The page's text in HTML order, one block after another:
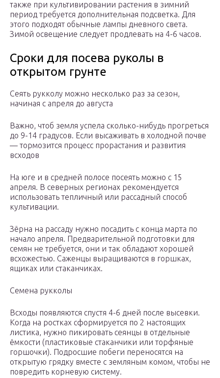
также при культивировании растения в зимний
период требуется дополнительная подсветка. Для
этого подходят обычные лампы дневного света.
Зимой освещение следует продлевать на 4-6 часов.
Сроки для посева руколы в
открытом грунте
Сеять рукколу можно несколько раз за сезон,
начиная с апреля до августа
Важно, чтоб земля успела сколько-нибудь прогреться
до 9-14 градусов. Если высаживать в холодной почве
— тормозится процесс прорастания и развития
всходов
На юге и в средней полосе посеять можно с 15
апреля. В северных регионах рекомендуется
использовать тепличный или рассадный способ
культивации.
Зёрна на рассаду нужно посадить с конца марта по
начало апреля. Предварительной подготовки для
семян не требуется, они и так обладают хорошей
всхожестью. Саженцы выращиваются в горшках,
ящиках или стаканчиках.
Семена рукколы
Всходы появляются спустя 4-6 дней после высевки.
Когда на ростках сформируется по 2 настоящих
листика, нужно пикировать сеянцы в отдельные
ёмкости (пластиковые стаканчики или торфяные
горшочки). Подросшие побеги переносятся на
открытую грядку вместе с земляным комом, чтобы не
повредить корневую систему.